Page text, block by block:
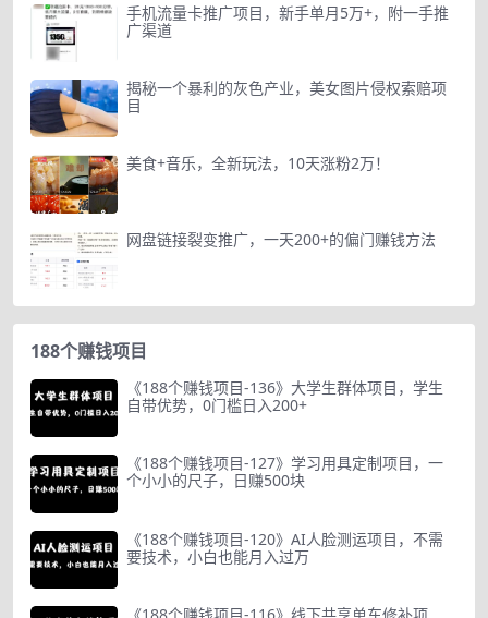
手机流量卡推广项目，新手单月5万+，附一手推
广渠道
揭秘一个暴利的灰色产业，美女图片侵权索赔项
目
美食+音乐，全新玩法，10天涨粉2万！
网盘链接裂变推广，一天200+的偏门赚钱方法
188个赚钱项目
《188个赚钱项目-136》大学生群体项目，学生
自带优势，0门槛日入200+
《188个赚钱项目-127》学习用具定制项目，一
个小小的尺子，日赚500块
《188个赚钱项目-120》AI人脸测运项目，不需
要技术，小白也能月入过万